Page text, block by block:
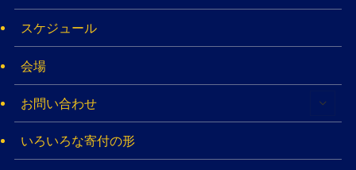
スケジュール
会場
お問い合わせ
いろいろな寄付の形